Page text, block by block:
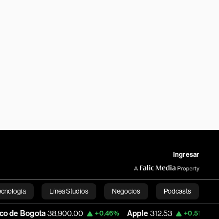
Ingresar
Línea Studios Negocios Podcasts
English
38,900.00 +0.46% Apple 312.53 +0.51% USD COP